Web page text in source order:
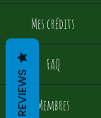
Mes crédits
FAQ
Membres
REVIEWS